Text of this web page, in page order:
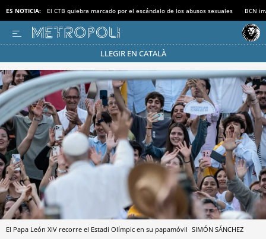
ES NOTICIA: El CTB quiebra marcado por el escándalo de los abusos sexuales BCN
LLEGIR EN CATALÀ
Pásate al MODO AHORRO
El Papa León XIV recorre el Estadi Olímpic en su papamóvil SIMÓN SÁNCHEZ